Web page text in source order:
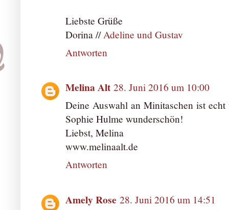
Liebste Grüße
Dorina // Adeline und Gustav
Antworten
Melina Alt 28. Juni 2016 um 10:00
Deine Auswahl an Minitaschen ist
Sophie Hulme wunderschön!
Liebst, Melina
www.melinaalt.de
Antworten
Amely Rose 28. Juni 2016 um 14:51